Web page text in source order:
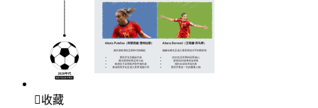
收藏